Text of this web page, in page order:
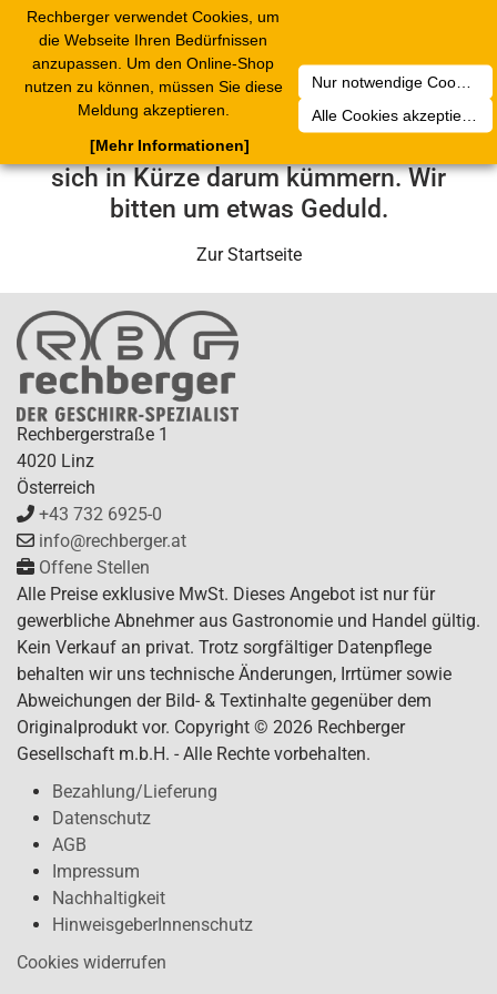
Rechberger verwendet Cookies, um
die Webseite Ihren Bedürfnissen
anzupassen. Um den Online-Shop
nutzen zu können, müssen Sie diese
Meldung akzeptieren.
Nur notwendige Cookies akzeptieren
Alle Cookies akzeptieren
[Mehr Informationen]
Leider ist ein technischer Fehler
aufgetreten. Unser Service-Team wird
sich in Kürze darum kümmern. Wir
bitten um etwas Geduld.
Zur Startseite
Rechbergerstraße 1
4020 Linz
Österreich
+43 732 6925-0
info@rechberger.at
Offene Stellen
Alle Preise exklusive MwSt. Dieses Angebot ist nur für
gewerbliche Abnehmer aus Gastronomie und Handel gültig.
Kein Verkauf an privat. Trotz sorgfältiger Datenpflege
behalten wir uns technische Änderungen, Irrtümer sowie
Abweichungen der Bild- & Textinhalte gegenüber dem
Originalprodukt vor. Copyright © 2026 Rechberger
Gesellschaft m.b.H. - Alle Rechte vorbehalten.
Bezahlung/Lieferung
Datenschutz
AGB
Impressum
Nachhaltigkeit
HinweisgeberInnenschutz
Cookies widerrufen